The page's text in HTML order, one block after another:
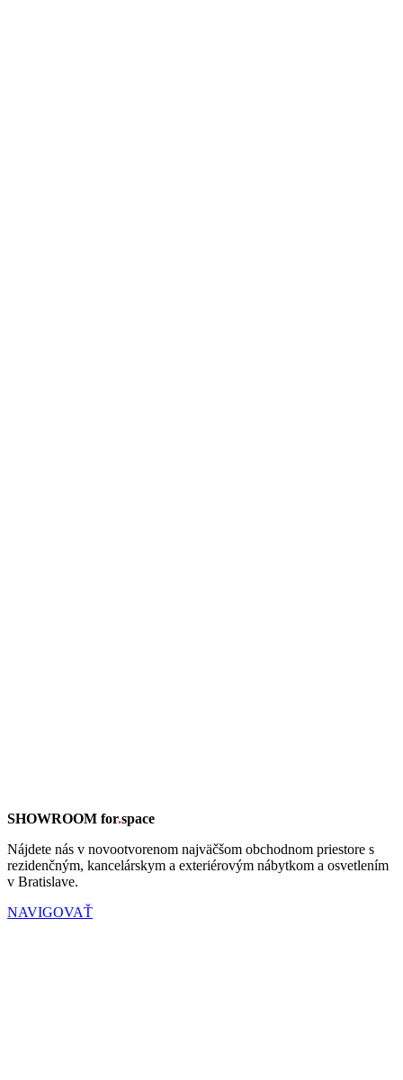
SHOWROOM for.space
Nájdete nás v novootvorenom najväčšom obchodnom priestore s
rezidenčným, kancelárskym a exteriérovým nábytkom a osvetlením
v Bratislave.
NAVIGOVAŤ